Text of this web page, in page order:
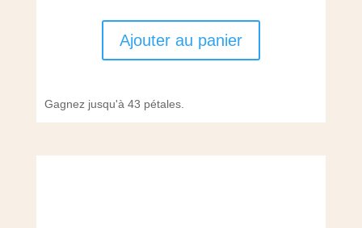
47.70€.
actuel
est :
42.90€.
Ajouter au panier
Gagnez jusqu'à 43 pétales.